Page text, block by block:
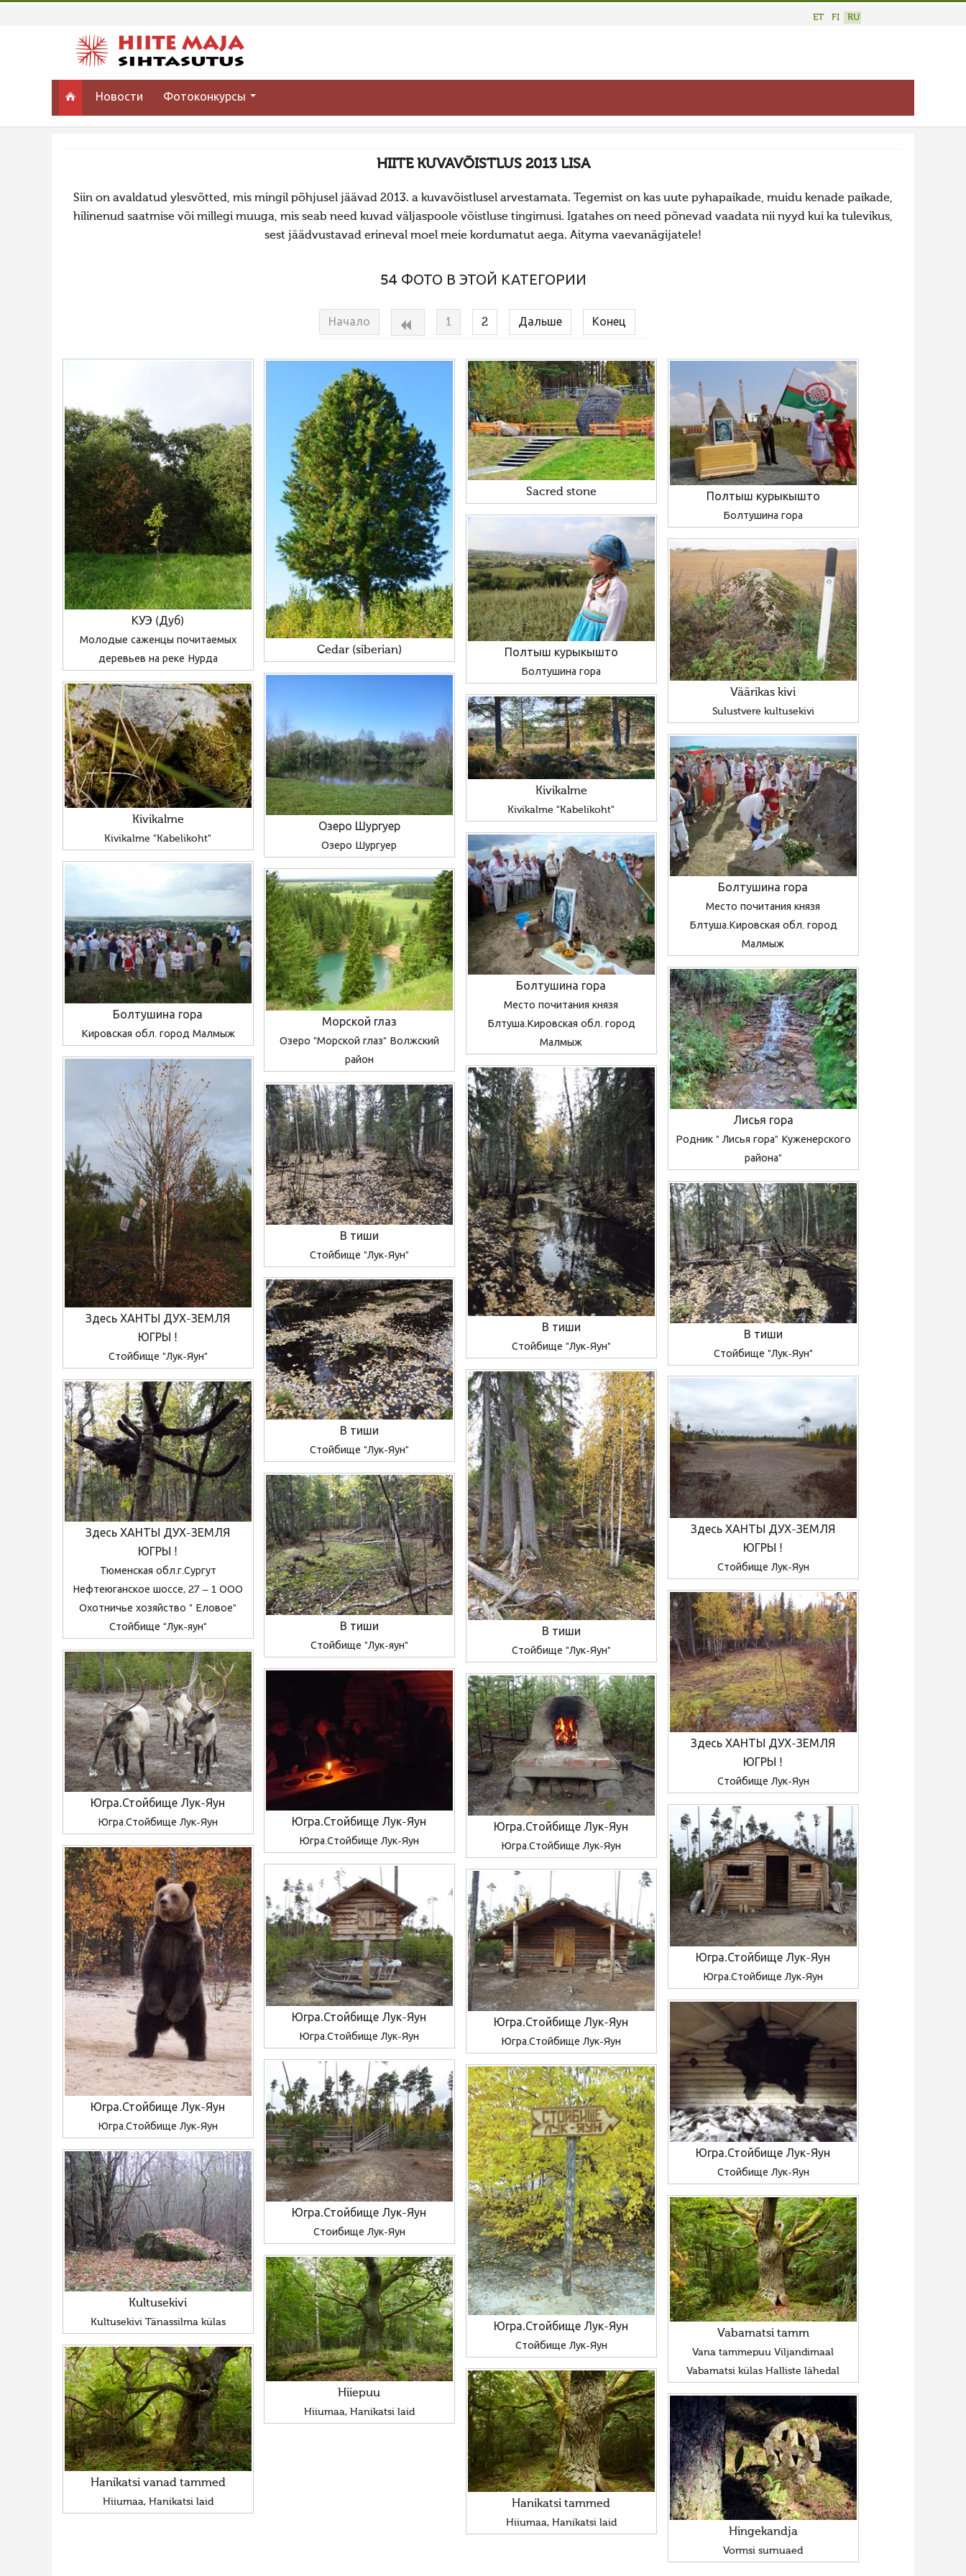
ET FI RU
Новости Фотоконкурсы
HIITE KUVAVÕISTLUS 2013 LISA
Siin on avaldatud ylesvõtted, mis mingil põhjusel jäävad 2013. a kuvavõistlusel arvestamata. Tegemist on kas uute pyhapaikade, muidu kenade paikade,
hilinenud saatmise või millegi muuga, mis seab need kuvad väljaspoole võistluse tingimusi. Igatahes on need põnevad vaadata nii nyyd kui ka tulevikus,
sest jäädvustavad erineval moel meie kordumatut aega. Aityma vaevanägijatele!
54 ФОТО В ЭТОЙ КАТЕГОРИИ
Начало 1 2 Дальше Конец
КУЭ (Дуб)
Молодые саженцы почитаемых
деревьев на реке Нурда
Cedar (siberian)
Sacred stone Полтыш курыкышто
Болтушина гора
Полтыш курыкышто
Болтушина гора
Väärikas kivi
Sulustvere kultusekivi
Озеро Шургуер
Озеро Шургуер
Kivikalme
Kivikalme "Kabelikoht"
Kivikalme
Kivikalme "Kabelikoht"
Болтушина гора
Место почитания князя
Блтуша.Кировская обл. город
Малмыж
Болтушина гора
Место почитания князя
Блтуша.Кировская обл. город
Малмыж
Болтушина гора
Кировская обл. город Малмыж
Морской глаз
Озеро "Морской глаз" Волжский
район
Лисья гора
Родник " Лисья гора" Куженерского
района"
Здесь ХАНТЫ ДУХ-ЗЕМЛЯ
ЮГРЫ !
Стойбище "Лук-Яун"
В тиши
Стойбище "Лук-Яун"
В тиши
Стойбище "Лук-Яун"
В тиши
Стойбище "Лук-Яун"
В тиши
Стойбище "Лук-Яун"
В тиши
Стойбище "Лук-Яун"
Здесь ХАНТЫ ДУХ-ЗЕМЛЯ
ЮГРЫ !
Стойбище Лук-Яун
Здесь ХАНТЫ ДУХ-ЗЕМЛЯ
ЮГРЫ !
Тюменская обл.г.Сургут
Нефтеюганское шоссе, 27 – 1 ООО
Охотничье хозяйство " Еловое"
Стойбище "Лук-яун"
В тиши
Стойбище "Лук-яун"
Здесь ХАНТЫ ДУХ-ЗЕМЛЯ
ЮГРЫ !
Стойбище Лук-Яун
Югра.Стойбище Лук-Яун
Югра.Стойбище Лук-Яун Югра.Стойбище Лук-Яун
Югра.Стойбище Лук-Яун
Югра.Стойбище Лук-Яун
Югра.Стойбище Лук-Яун
Югра.Стойбище Лук-Яун
Югра.Стойбище Лук-Яун
Югра.Стойбище Лук-Яун
Югра.Стойбище Лук-Яун
Югра.Стойбище Лук-Яун
Югра.Стойбище Лук-Яун
Югра.Стойбище Лук-Яун
Югра.Стойбище Лук-Яун
Югра.Стойбище Лук-Яун
Стойбище Лук-Яун
Югра.Стойбище Лук-Яун
Стоибище Лук-Яун
Югра.Стойбище Лук-Яун
Стойбище Лук-Яун
Kultusekivi
Kultusekivi Tänassilma külas
Vabamatsi tamm
Vana tammepuu Viljandimaal
Vabamatsi külas Halliste lähedal
Hiiepuu
Hiiumaa, Hanikatsi laid
Hanikatsi vanad tammed
Hiiumaa, Hanikatsi laid Hanikatsi tammed
Hiiumaa, Hanikatsi laid
Hingekandja
Vormsi surnuaed